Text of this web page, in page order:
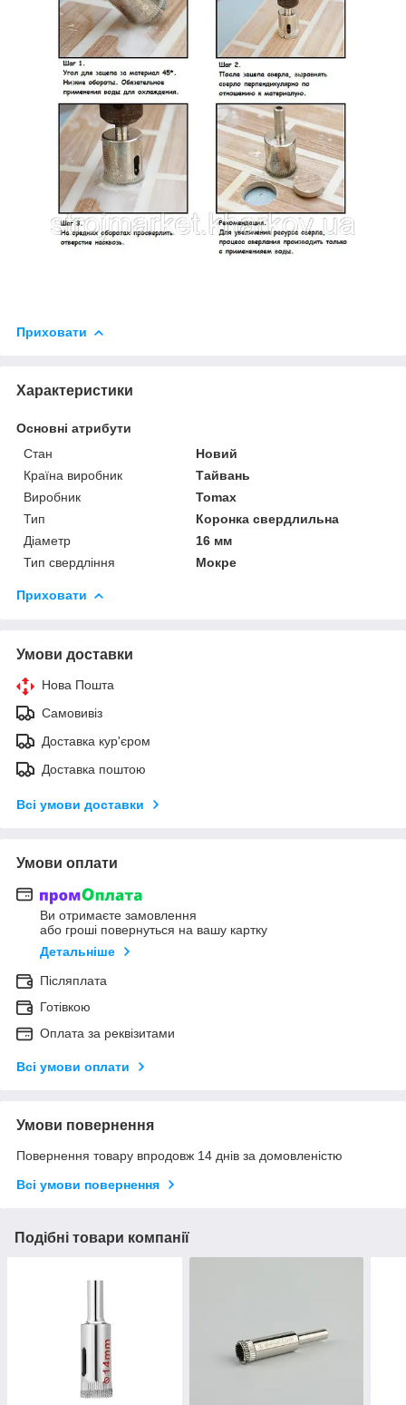
Приховати
Характеристики
Основні атрибути
Стан
Новий
Країна виробник
Тайвань
Виробник
Tomax
Тип
Коронка свердлильна
Діаметр
16 мм
Тип свердління
Мокре
Приховати
Умови доставки
Нова Пошта
Самовивіз
Доставка кур'єром
Доставка поштою
Всі умови доставки
Умови оплати
Ви отримаєте замовлення
або гроші повернуться на вашу картку
Детальніше
Післяплата
Готівкою
Оплата за реквізитами
Всі умови оплати
Умови повернення
Повернення товару впродовж 14 днів за домовленістю
Всі умови повернення
Подібні товари компанії